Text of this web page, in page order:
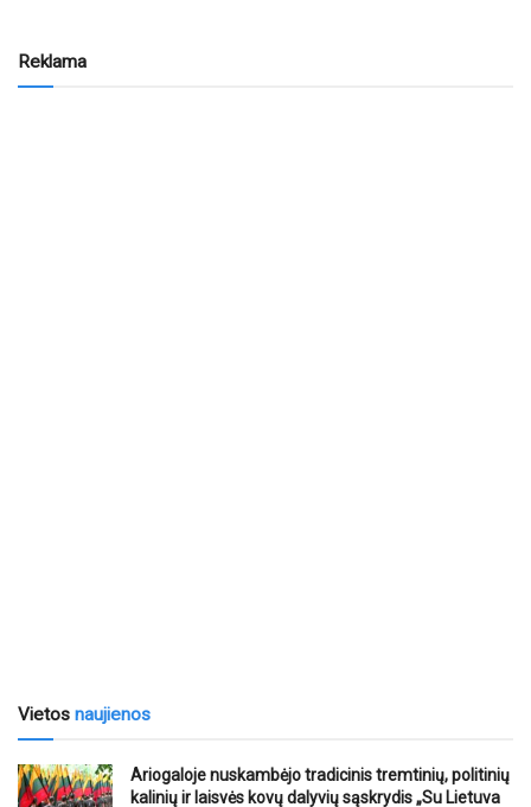
Reklama
Vietos naujienos
Ariogaloje nuskambėjo tradicinis tremtinių, politinių
kalinių ir laisvės kovų dalyvių sąskrydis „Su Lietuva